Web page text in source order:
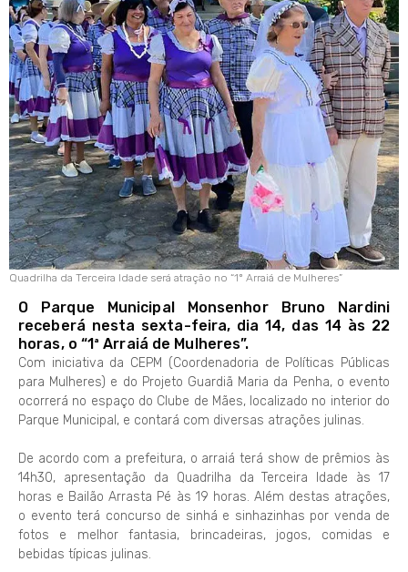
Quadrilha da Terceira Idade será atração no “1º Arraiá de Mulheres”
O Parque Municipal Monsenhor Bruno Nardini
receberá nesta sexta-feira, dia 14, das 14 às 22
horas, o “1ª Arraiá de Mulheres”.
Com iniciativa da CEPM (Coordenadoria de Políticas Públicas
para Mulheres) e do Projeto Guardiã Maria da Penha, o evento
ocorrerá no espaço do Clube de Mães, localizado no interior do
Parque Municipal, e contará com diversas atrações julinas.
De acordo com a prefeitura, o arraiá terá show de prêmios às
14h30, apresentação da Quadrilha da Terceira Idade às 17
horas e Bailão Arrasta Pé às 19 horas. Além destas atrações,
o evento terá concurso de sinhá e sinhazinhas por venda de
fotos e melhor fantasia, brincadeiras, jogos, comidas e
bebidas típicas julinas.